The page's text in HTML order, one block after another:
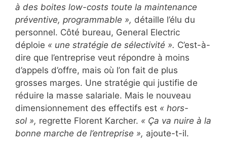
à des boites low-costs toute la maintenance
préventive, programmable », détaille l’élu du
personnel. Côté bureau, General Electric
déploie « une stratégie de sélectivité ». C’est-à-
dire que l’entreprise veut répondre à moins
d’appels d’offre, mais où l’on fait de plus
grosses marges. Une stratégie qui justifie de
réduire la masse salariale. Mais le nouveau
dimensionnement des effectifs est « hors-
sol », regrette Florent Karcher. « Ça va nuire à la
bonne marche de l’entreprise », ajoute-t-il.